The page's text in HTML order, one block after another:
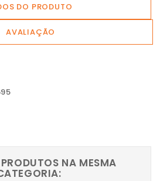
DO PRODUTO
AVALIAÇÃO
NA MESMA